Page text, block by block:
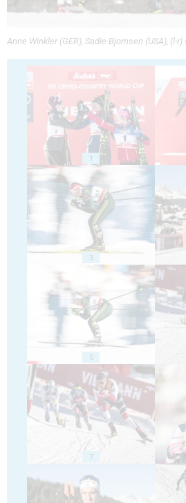
Anne Winkler (GER), Sadie Bjornsen (USA),
1
3
5
7